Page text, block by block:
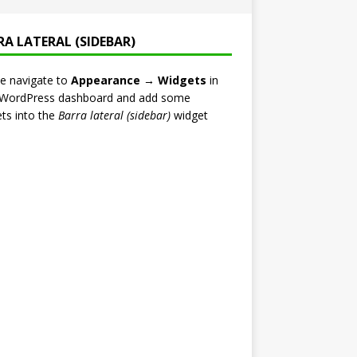
LATERAL (SIDEBAR)
navigate to Appearance → Widgets in
dashboard and add some
into the Barra lateral (sidebar)widget